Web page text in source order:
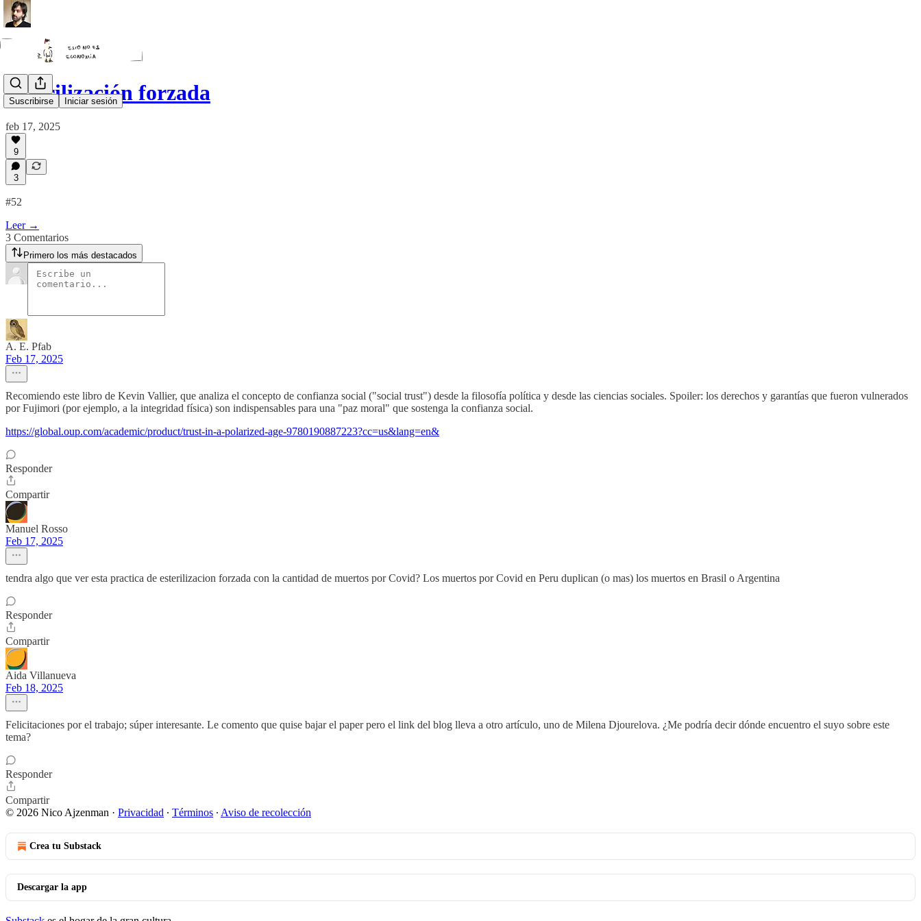
Suscribirse Iniciar sesión
Esterilización forzada
feb 17, 2025
9
3
#52
Leer →
3 Comentarios
Primero los más destacados
A. E. Pfab
Feb 17, 2025
Recomiendo este libro de Kevin Vallier, que analiza el concepto de confianza social ("social trust") desde la filosofía política y desde las ciencias sociales. Spoiler: los derechos y garantías que fueron vulnerados
por Fujimori (por ejemplo, a la integridad física) son indispensables para una "paz moral" que sostenga la confianza social.
https://global.oup.com/academic/product/trust-in-a-polarized-age-9780190887223?cc=us&lang=en&
Responder
Compartir
Manuel Rosso
Feb 17, 2025
tendra algo que ver esta practica de esterilizacion forzada con la cantidad de muertos por Covid? Los muertos por Covid en Peru duplican (o mas) los muertos en Brasil o Argentina
Responder
Compartir
Aida Villanueva
Feb 18, 2025
Felicitaciones por el trabajo; súper interesante. Le comento que quise bajar el paper pero el link del blog lleva a otro artículo, uno de Milena Djourelova. ¿Me podría decir dónde encuentro el suyo sobre este
tema?
Responder
Compartir
© 2026 Nico Ajzenman · Privacidad ∙ Términos ∙ Aviso de recolección
Crea tu Substack
Descargar la app